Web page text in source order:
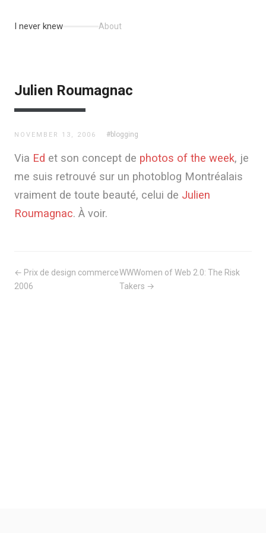
I never knew About
Julien Roumagnac
NOVEMBER 13, 2006 #blogging
Via Ed et son concept de photos of the week, je
me suis retrouvé sur un photoblog Montréalais
vraiment de toute beauté, celui de Julien
Roumagnac. À voir.
← Prix de design commerce
2006
WWWomen of Web 2.0: The Risk
Takers →